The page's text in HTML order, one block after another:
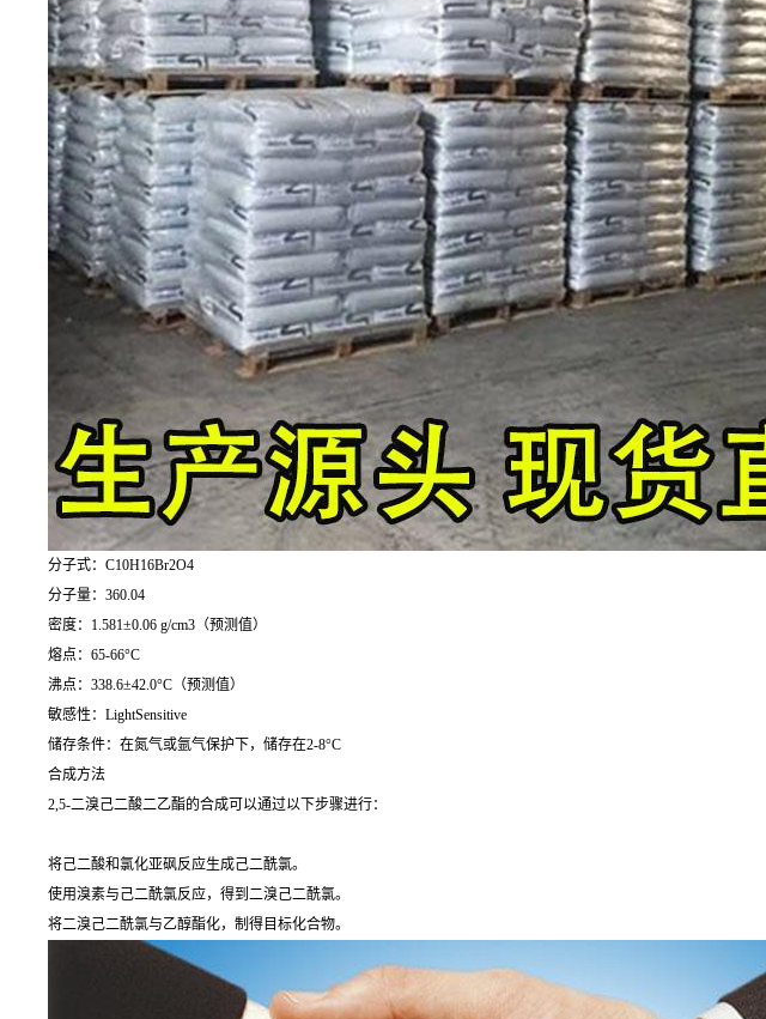
分子式：C10H16Br2O4
分子量：360.04
密度：1.581±0.06 g/cm3（预测值）
熔点：65-66°C
沸点：338.6±42.0°C（预测值）
敏感性：LightSensitive
储存条件：在氮气或氩气保护下，储存在2-8°C
合成方法
2,5-二溴己二酸二乙酯的合成可以通过以下步骤进行：
将己二酸和氯化亚砜反应生成己二酰氯。
使用溴素与己二酰氯反应，得到二溴己二酰氯。
将二溴己二酰氯与乙醇酯化，制得目标化合物。